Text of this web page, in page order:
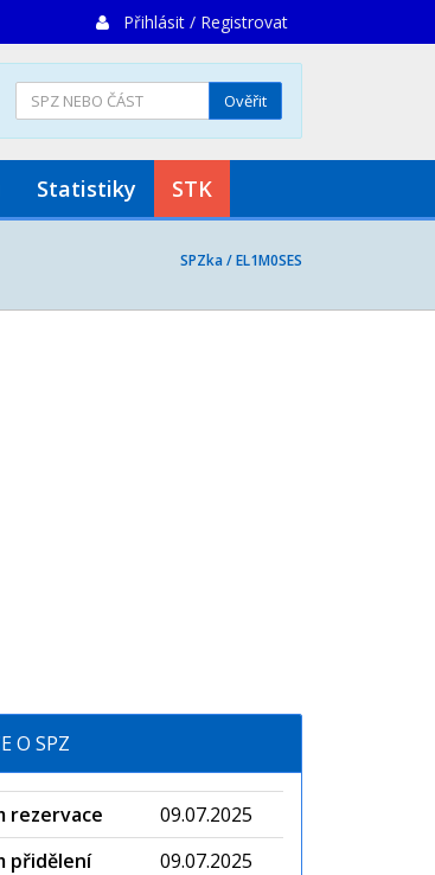
Přihlásit / Registrovat
Ověřit
Statistiky STK
SPZka /EL1M0SES
O SPZ
09.07.2025
09.07.2025